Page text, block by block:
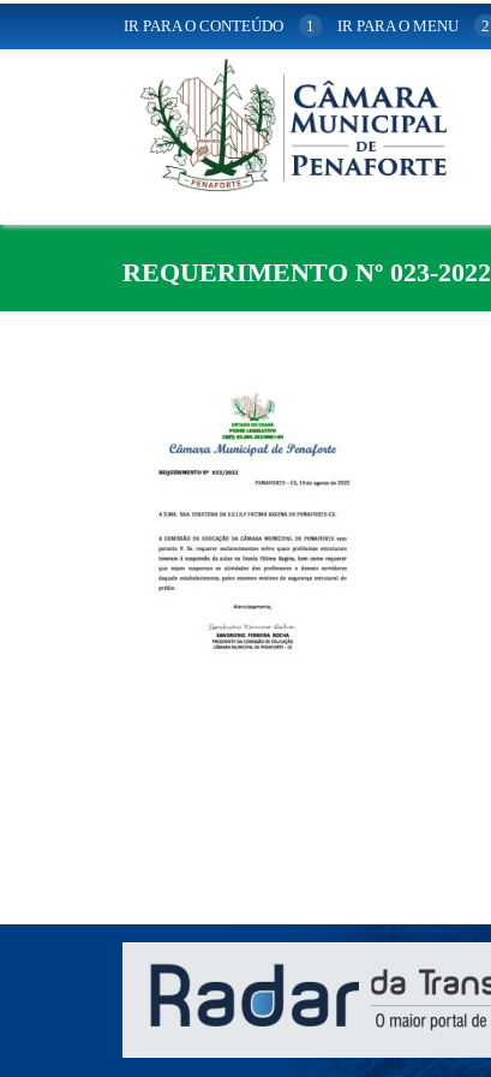
IR PARA O CONTEÚDO 1 IR PARA O MENU 2
REQUERIMENTO Nº 023-2022